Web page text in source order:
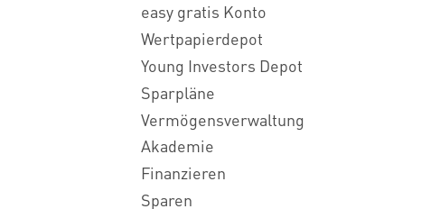
easy gratis Konto
Wertpapierdepot
Young Investors Depot
Sparpläne
Vermögensverwaltung
Akademie
Finanzieren
Sparen